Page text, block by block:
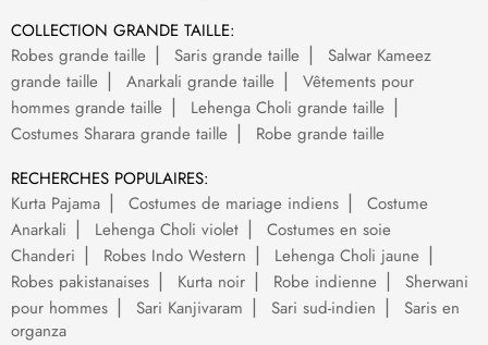
COLLECTION GRANDE TAILLE:
Robes grande taille
Saris grande taille
Salwar Kameez
grande taille
Anarkali grande taille
Vêtements pour
hommes grande taille
Lehenga Choli grande taille
Costumes Sharara grande taille
Robe grande taille
RECHERCHES POPULAIRES:
Kurta Pajama
Costumes de mariage indiens
Costume
Anarkali
Lehenga Choli violet
Costumes en soie
Chanderi
Robes Indo Western
Lehenga Choli jaune
Robes pakistanaises
Kurta noir Robe indienne
Sherwani
pour hommes
Sari Kanjivaram Sari sud-indien
Saris en
organza